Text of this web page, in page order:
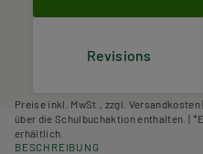
Revisions
Preise inkl. MwSt., zzgl.
über die Schulbuchaktion enthalten. |
erhältlich.
BESCHREIBUNG